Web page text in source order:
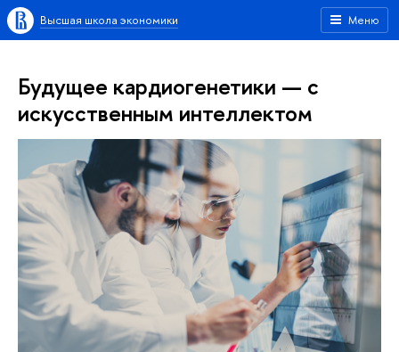
Меню
Высшая школа экономики
Будущее кардиогенетики — с
искусственным интеллектом